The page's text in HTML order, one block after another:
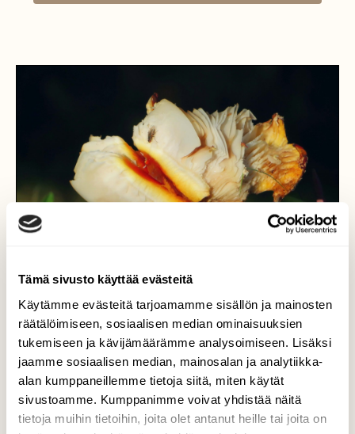
Tämä sivusto käyttää evästeitä
Käytämme evästeitä tarjoamamme sisällön ja mainosten
räätälöimiseen, sosiaalisen median ominaisuuksien
tukemiseen ja kävijämäärämme analysoimiseen. Lisäksi
jaamme sosiaalisen median, mainosalan ja analytiikka-
alan kumppaneillemme tietoja siitä, miten käytät
sivustoamme. Kumppanimme voivat yhdistää näitä
tietoja muihin tietoihin, joita olet antanut heille tai joita on
Sienimaailman ihmeitä
Tuskin sentään uusi lajike mutta aika hauska